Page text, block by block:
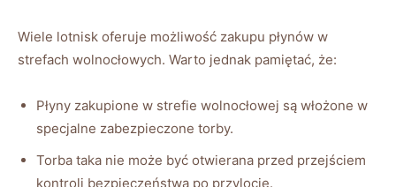
Wiele lotnisk oferuje możliwość zakupu płynów w
strefach wolnocłowych. Warto jednak pamiętać, że:
Płyny zakupione w strefie wolnocłowej są włożone w
specjalne zabezpieczone torby.
Torba taka nie może być otwierana przed przejściem
kontroli bezpieczeństwa po przylocie.